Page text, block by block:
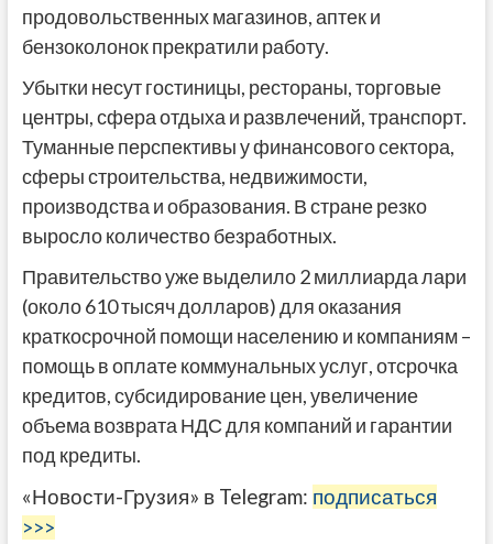
продовольственных магазинов, аптек и
бензоколонок прекратили работу.
Убытки несут гостиницы, рестораны, торговые
центры, сфера отдыха и развлечений, транспорт.
Туманные перспективы у финансового сектора,
сферы строительства, недвижимости,
производства и образования. В стране резко
выросло количество безработных.
Правительство уже выделило 2 миллиарда лари
(около 610 тысяч долларов) для оказания
краткосрочной помощи населению и компаниям –
помощь в оплате коммунальных услуг, отсрочка
кредитов, субсидирование цен, увеличение
объема возврата НДС для компаний и гарантии
под кредиты.
«Новости-Грузия» в Telegram: подписаться
>>>